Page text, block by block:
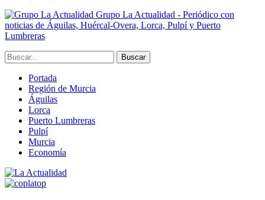
Grupo La Actualidad - Periódico con
noticias de Águilas, Huércal-Overa, Lorca, Pulpí y Puerto
Lumbreras
Portada
Región de Murcia
Águilas
Lorca
Puerto Lumbreras
Pulpí
Murcia
Economía